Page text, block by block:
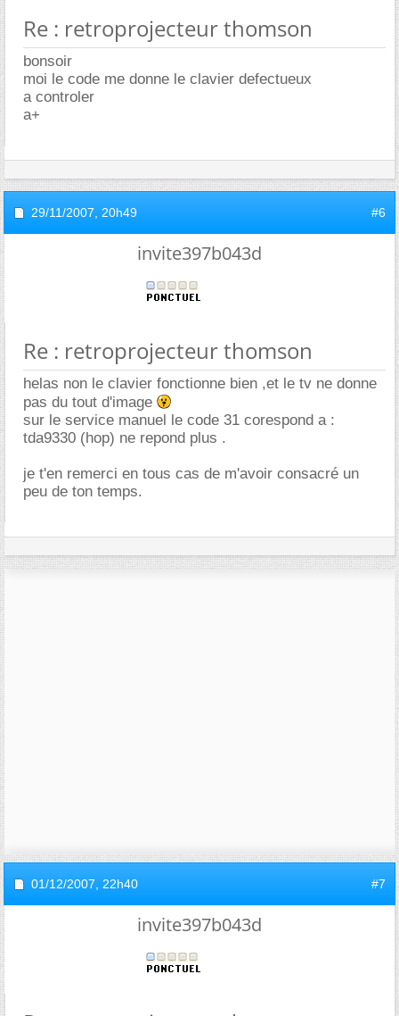
Re : retroprojecteur thomson
bonsoir
moi le code me donne le clavier defectueux
a controler
a+
29/11/2007, 20h49 #6
invite397b043d
Re : retroprojecteur thomson
helas non le clavier fonctionne bien ,et le tv ne donne
pas du tout d'image
sur le service manuel le code 31 corespond a :
tda9330 (hop) ne repond plus .
je t'en remerci en tous cas de m'avoir consacré un
peu de ton temps.
01/12/2007, 22h40 #7
invite397b043d